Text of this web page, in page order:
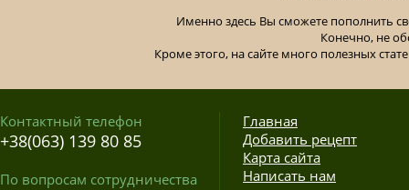
Именно здесь Вы сможете пополнить
Конечно, не
Кроме этого, на сайте много полезных
Контактный телефон
+38(063) 139 80 85
По вопросам сотрудничества
Главная
Добавить рецепт
Карта сайта
Написать нам